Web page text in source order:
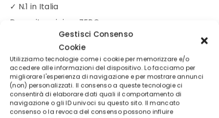
Gestisci Consenso
Cookie
Utilizziamo tecnologie come i cookie per memorizzare e/o
accedere alle informazioni del dispositivo. Lo facciamo per
migliorare l'esperienza di navigazione e per mostrare annunci
(non) personalizzati. Il consenso a queste tecnologie ci
consentirà di elaborare dati quali il comportamento di
navigazione o gli ID univoci su questo sito. Il mancato
consenso o la revoca del consenso possono influire
✓ N.1 in Italia
Deposito minimo
ZERO
Broker regolamentato